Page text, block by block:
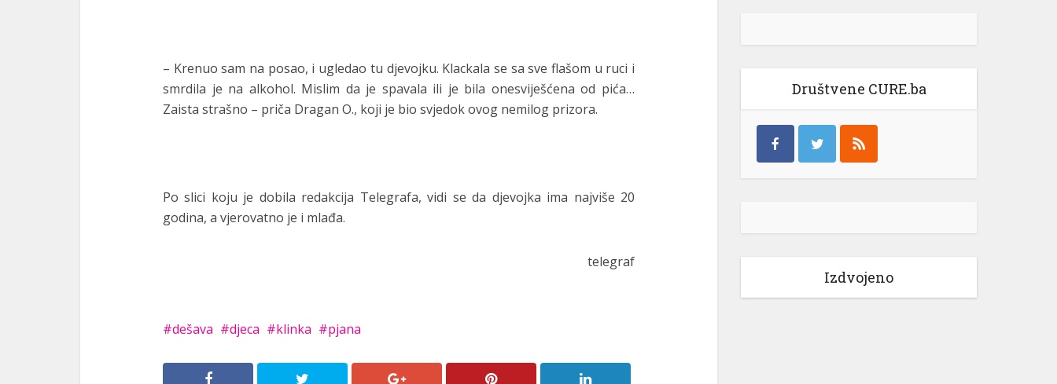
– Krenuo sam na posao, i ugledao tu djevojku. Klackala se sa sve flašom u ruci i
smrdila je na alkohol. Mislim da je spavala ili je bila onesviješćena od pića…
Zaista strašno – priča Dragan O., koji je bio svjedok ovog nemilog prizora.
Po slici koju je dobila redakcija Telegrafa, vidi se da djevojka ima najviše 20
godina, a vjerovatno je i mlađa.
telegraf
dešava djeca klinka pjana
Društvene CURE.ba
Izdvojeno